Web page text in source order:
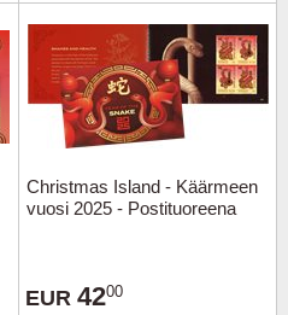
Christmas Island - Käärmeen
vuosi 2025 - Postituoreena
EUR 4200